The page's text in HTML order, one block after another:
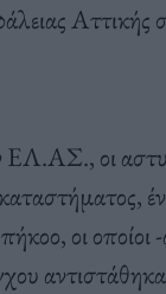
Αττικής
οι
οι οποίοι